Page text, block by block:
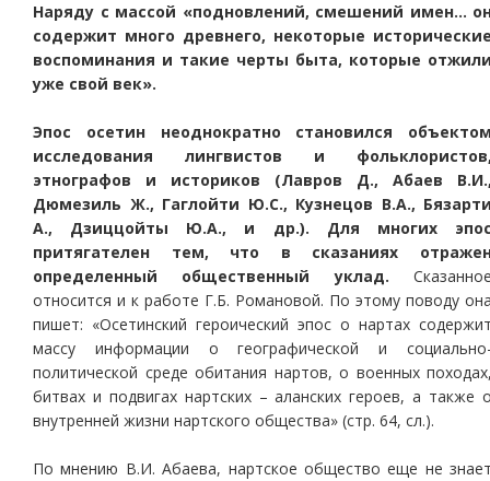
Наряду с массой «подновлений, смешений имен…
содержит много древнего, некоторые
воспоминания и такие черты быта, которые
уже свой век».
Эпос осетин неоднократно становился
исследования лингвистов и
этнографов и историков (Лавров Д., Абаев
Дюмезиль Ж., Гаглойти Ю.С., Кузнецов В.А.,
А., Дзиццойты Ю.А., и др.). Для многих
притягателен тем, что в сказаниях
определенный общественный уклад.
относится и к работе Г.Б. Романовой. По этому поводу
пишет: «Осетинский героический эпос о нартах
массу информации о географической и
политической среде обитания нартов, о военных
битвах и подвигах нартских – аланских героев, а также
внутренней жизни нартского общества» (стр. 64, сл.).
По мнению В.И. Абаева, нартское общество еще не